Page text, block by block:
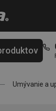
Umývanie a